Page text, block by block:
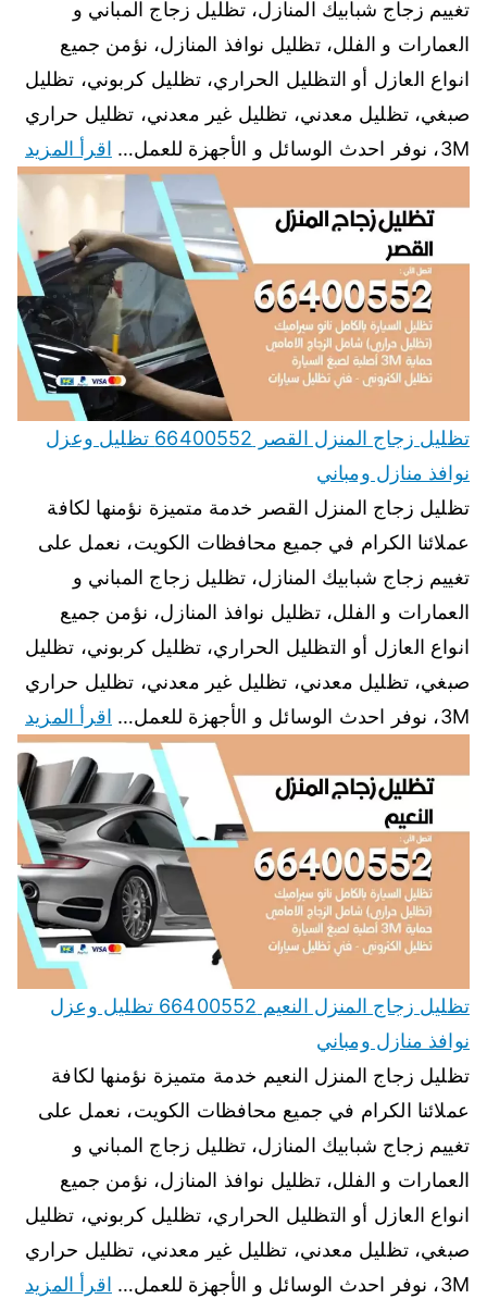
تغييم زجاج شبابيك المنازل، تظليل زجاج المباني و
العمارات و الفلل، تظليل نوافذ المنازل، نؤمن جميع
انواع العازل أو التظليل الحراري، تظليل كربوني، تظليل
صبغي، تظليل معدني، تظليل غير معدني، تظليل حراري
3M، نوفر احدث الوسائل و الأجهزة للعمل…
اقرأ المزيد
تظليل زجاج المنزل القصر 66400552 تظليل وعزل
نوافذ منازل ومباني
تظليل زجاج المنزل القصر خدمة متميزة نؤمنها لكافة
عملائنا الكرام في جميع محافظات الكويت، نعمل على
تغييم زجاج شبابيك المنازل، تظليل زجاج المباني و
العمارات و الفلل، تظليل نوافذ المنازل، نؤمن جميع
انواع العازل أو التظليل الحراري، تظليل كربوني، تظليل
صبغي، تظليل معدني، تظليل غير معدني، تظليل حراري
3M، نوفر احدث الوسائل و الأجهزة للعمل…
اقرأ المزيد
تظليل زجاج المنزل النعيم 66400552 تظليل وعزل
نوافذ منازل ومباني
تظليل زجاج المنزل النعيم خدمة متميزة نؤمنها لكافة
عملائنا الكرام في جميع محافظات الكويت، نعمل على
تغييم زجاج شبابيك المنازل، تظليل زجاج المباني و
العمارات و الفلل، تظليل نوافذ المنازل، نؤمن جميع
انواع العازل أو التظليل الحراري، تظليل كربوني، تظليل
صبغي، تظليل معدني، تظليل غير معدني، تظليل حراري
3M، نوفر احدث الوسائل و الأجهزة للعمل…
اقرأ المزيد